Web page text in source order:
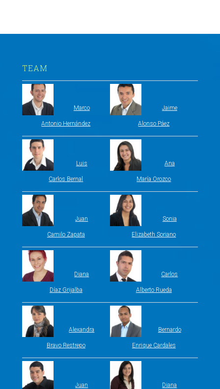
TEAM
Marco
Antonio Hernández
Jaime
Alonso Páez
Luis
Carlos Bernal
Ana
María Orozco
Juan
Camilo Zapata
Sonia
Elizabeth Soriano
Diana
Díaz Grijalba
Carlos
Alberto Rueda
Alexandra
Bravo Restrepo
Bernardo
Enrique Cardales
Juan Diana